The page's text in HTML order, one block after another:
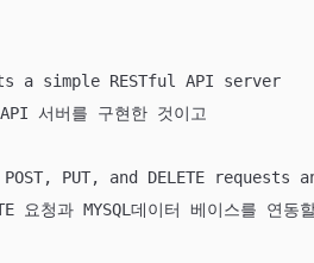
a simple RESTful API server
서버를 구현한 것이고
PUT, and DELETE
요청과 MYSQL데이터 베이스를 연